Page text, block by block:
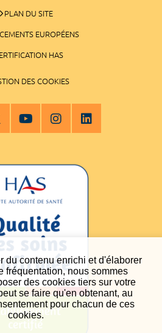
du contenu enrichi et d'élaborer
fréquentation, nous sommes
des cookies tiers sur votre
se faire qu'en obtenant, au
pour chacun de ces
cookies.
PLAN DU SITE
EUROPÉENS
HAS
DES COOKIES